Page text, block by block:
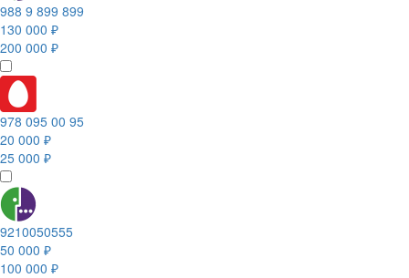
988 9 899 899
130 000 ₽
200 000 ₽
978 095 00 95
20 000 ₽
25 000 ₽
9210050555
50 000 ₽
100 000 ₽